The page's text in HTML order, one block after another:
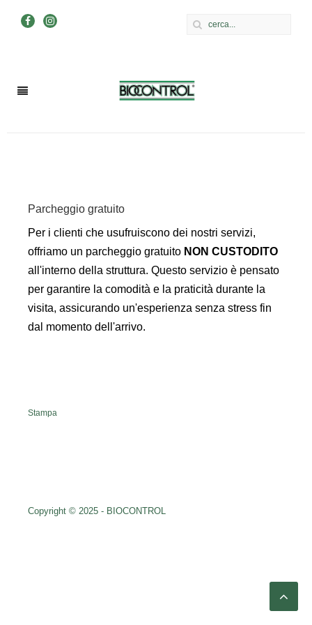
Parcheggio gratuito
Per i clienti che usufruiscono dei nostri servizi,
offriamo un parcheggio gratuito NON CUSTODITO
all'interno della struttura. Questo servizio è pensato
per garantire la comodità e la praticità durante la
visita, assicurando un'esperienza senza stress fin
dal momento dell'arrivo.
Stampa
Copyright © 2025 - BIOCONTROL